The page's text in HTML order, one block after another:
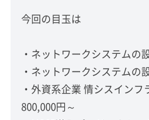
今回の目玉は
・ネットワークシステムの
・ネットワークシステムの
・外資系企業 情シスインフ
800,000円～